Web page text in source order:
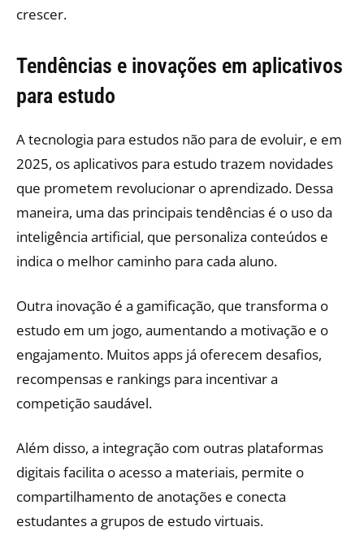
crescer.
Tendências e inovações em aplicativos
para estudo
A tecnologia para estudos não para de evoluir, e em
2025, os aplicativos para estudo trazem novidades
que prometem revolucionar o aprendizado. Dessa
maneira, uma das principais tendências é o uso da
inteligência artificial, que personaliza conteúdos e
indica o melhor caminho para cada aluno.
Outra inovação é a gamificação, que transforma o
estudo em um jogo, aumentando a motivação e o
engajamento. Muitos apps já oferecem desafios,
recompensas e rankings para incentivar a
competição saudável.
Além disso, a integração com outras plataformas
digitais facilita o acesso a materiais, permite o
compartilhamento de anotações e conecta
estudantes a grupos de estudo virtuais.